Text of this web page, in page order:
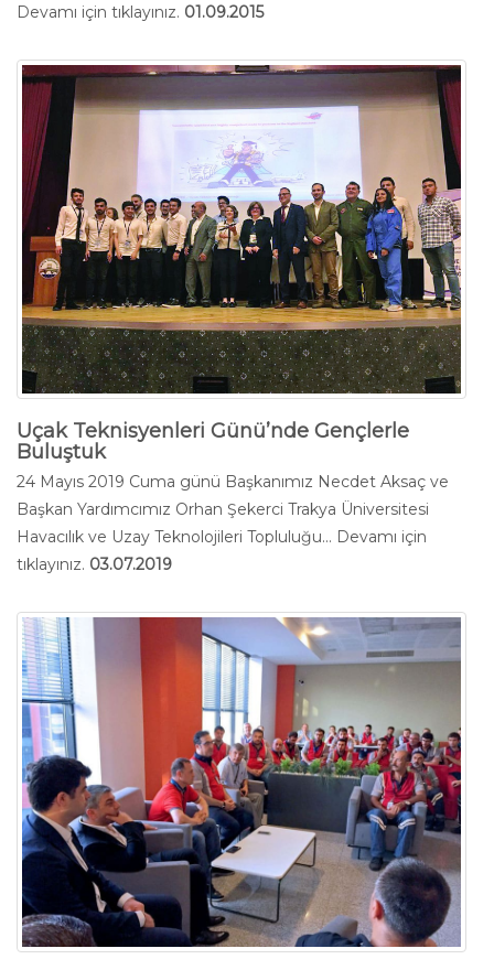
Devamı için tıklayınız. 01.09.2015
Uçak Teknisyenleri Günü’nde Gençlerle
Buluştuk
24 Mayıs 2019 Cuma günü Başkanımız Necdet Aksaç ve
Başkan Yardımcımız Orhan Şekerci Trakya Üniversitesi
Havacılık ve Uzay Teknolojileri Topluluğu... Devamı için
tıklayınız. 03.07.2019